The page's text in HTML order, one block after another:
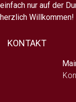
einfach nur auf der
herzlich Willkommen!
KONTAKT